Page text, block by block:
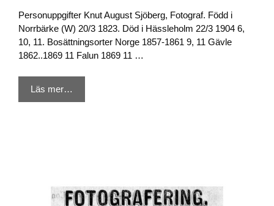
Personuppgifter Knut August Sjöberg, Fotograf. Född i
Norrbärke (W) 20/3 1823. Död i Hässleholm 22/3 1904 6,
10, 11. Bosättningsorter Norge 1857-1861 9, 11 Gävle
1862..1869 11 Falun 1869 11 …
Läs mer…